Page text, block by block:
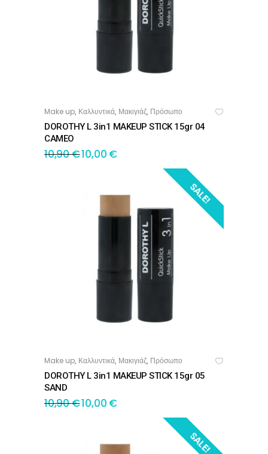
ΠΡΟΣΘΉΚΗ ΣΤΟ ΚΑΛΆΘΙ
Make up, Καλλυντικά, Μακιγιάζ, Πρόσωπο
DOROTHY L 3in1 MAKEUP STICK 15gr 04
CAMEO
10,90€10,00 €
SALE!
ΠΡΟΣΘΉΚΗ ΣΤΟ ΚΑΛΆΘΙ
Make up, Καλλυντικά, Μακιγιάζ, Πρόσωπο
DOROTHY L 3in1 MAKEUP STICK 15gr 05
SAND
10,90€10,00 €
SALE!